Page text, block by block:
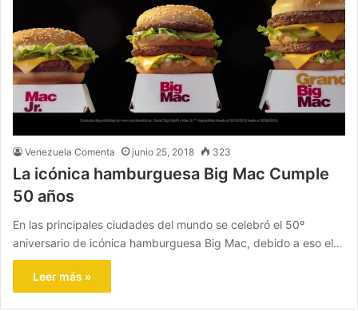
Venezuela Comenta junio 25, 2018 323
La icónica hamburguesa Big Mac Cumple
50 años
En las principales ciudades del mundo se celebró el 50º
aniversario de icónica hamburguesa Big Mac, debido a eso el…
Leer más »